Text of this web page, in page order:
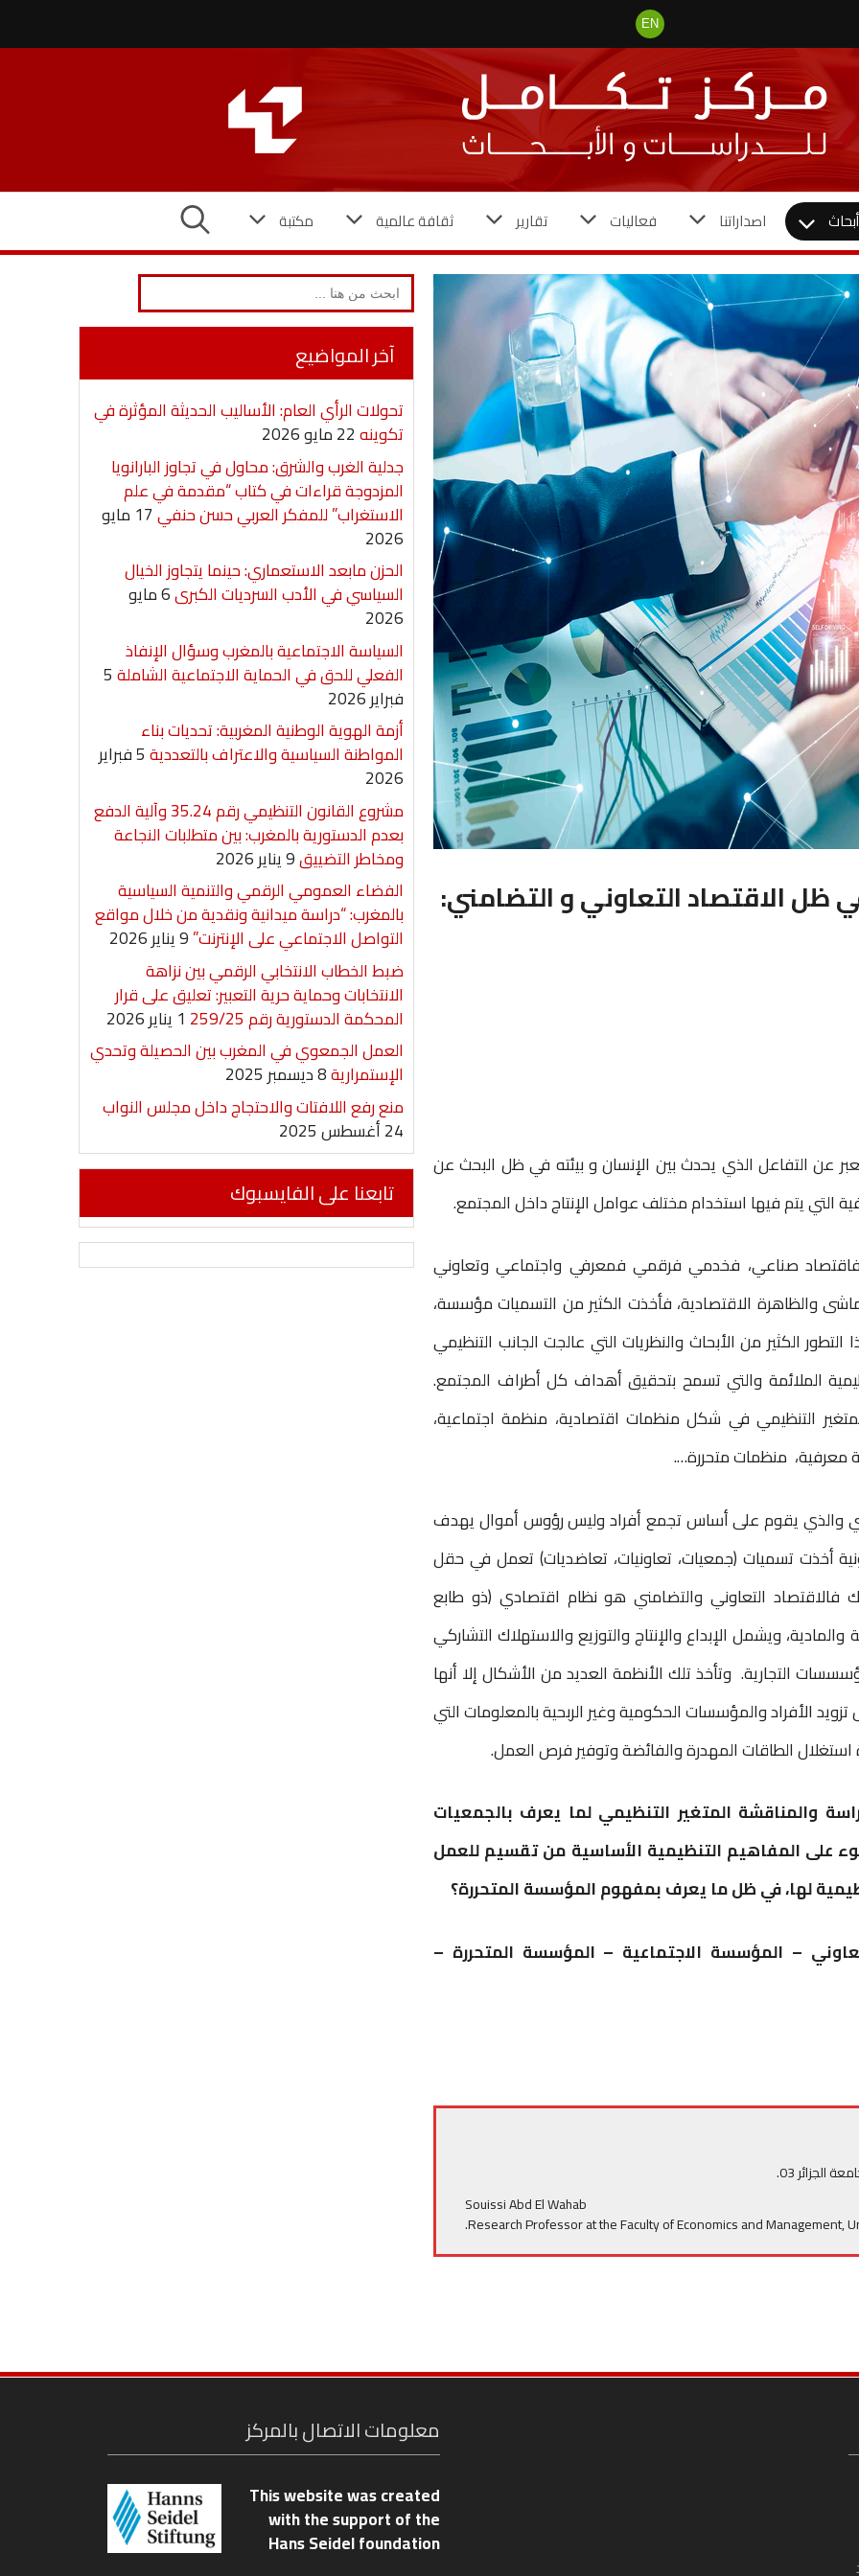
EN
اصداراتنا فعاليات تقارير ثقافة عالمية مكتبة
الاقتصاد التعاوني و التضامني:
عن التفاعل الذي يحدث بين الإنسان و بيئته في ظل البحث عن
التي يتم فيها استخدام مختلف عوامل الإنتاج داخل المجتمع.
فاقتصاد صناعي، فخدمي فرقمي فمعرفي واجتماعي وتعاوني
والظاهرة الاقتصادية، فأخذت الكثير من التسميات مؤسسة،
الكثير من الأبحاث والنظريات التي عالجت الجانب التنظيمي
الملائمة والتي تسمح بتحقيق أهداف كل أطراف المجتمع.
التنظيمي في شكل منظمات اقتصادية، منظمة اجتماعية،
منظمات متحررة….
والذي يقوم على أساس تجمع أفراد وليس رؤوس أموال يهدف
أخذت تسميات (جمعيات، تعاونيات، تعاضديات) تعمل في حقل
ذلك فالاقتصاد التعاوني والتضامني هو نظام اقتصادي (ذو طابع
ويشمل الإبداع والإنتاج والتوزيع والاستهلاك التشاركي
التجارية. وتأخذ تلك الأنظمة العديد من الأشكال إلا أنها
الأفراد والمؤسسات الحكومية وغير الربحية بالمعلومات التي
الطاقات المهدرة والفائضة وتوفير فرص العمل.
والمناقشة المتغير التنظيمي لما يعرف بالجمعيات
على المفاهيم التنظيمية الأساسية من تقسيم للعمل
لها، في ظل ما يعرف بمفهوم المؤسسة المتحررة؟
– المؤسسة الاجتماعية – المؤسسة المتحررة –
الجزائر 03.
Souissi Abd El Wahab
Research Professor at the Faculty of Economics and Management,
Search
for:
آخر المواضيع
تحولات الرأي العام: الأساليب الحديثة المؤثرة في
تكوينه22 مايو 2026
جدلية الغرب والشرق: محاول في تجاوز البارانويا
المزدوجة قراءات في كتاب “مقدمة في علم
الاستغراب” للمفكر العربي حسن حنفي 17 مايو
2026
الحزن مابعد الاستعماري: حينما يتجاوز الخيال
السياسي في الأدب السرديات الكبرى 6 مايو
2026
السياسة الاجتماعية بالمغرب وسؤال الإنفاذ
الفعلي للحق في الحماية الاجتماعية الشاملة5
فبراير 2026
أزمة الهوية الوطنية المغربية: تحديات بناء
المواطنة السياسية والاعتراف بالتعددية 5 فبراير
2026
مشروع القانون التنظيمي رقم 35.24 وآلية الدفع
بعدم الدستورية بالمغرب: بين متطلبات النجاعة
ومخاطر التضييق9 يناير 2026
الفضاء العمومي الرقمي والتنمية السياسية
بالمغرب: “دراسة ميدانية ونقدية من خلال مواقع
التواصل الاجتماعي على الإنترنت”9 يناير 2026
ضبط الخطاب الانتخابي الرقمي بين نزاهة
الانتخابات وحماية حرية التعبير: تعليق على قرار
المحكمة الدستورية رقم 259/25
1 يناير 2026
العمل الجمعوي في المغرب بين الحصيلة وتحدي
الإستمرارية8 ديسمبر 2025
منع رفع اللافتات والاحتجاج داخل مجلس النواب
24 أغسطس 2025
تابعنا على الفايسبوك
معلومات الاتصال بالمركز
This website was created
with the support of the
Hans Seidel foundation